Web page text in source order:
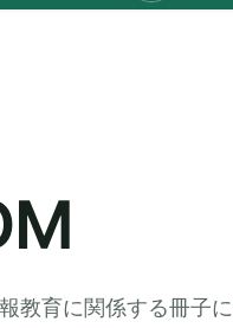
教育に関係する冊子